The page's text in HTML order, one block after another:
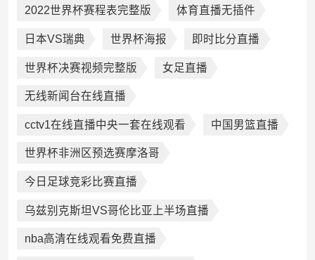
2022世界杯赛程表完整版 体育直播无插件
日本VS瑞典 世界杯海报 即时比分直播
世界杯决赛视频完整版 女足直播
无线新闻台在线直播
cctv1在线直播中央一套在线观看 中国男篮直播
世界杯非洲区预选赛摩洛哥
今日足球竞彩比赛直播
乌兹别克斯坦VS哥伦比亚上半场直播
nba高清在线观看免费直播